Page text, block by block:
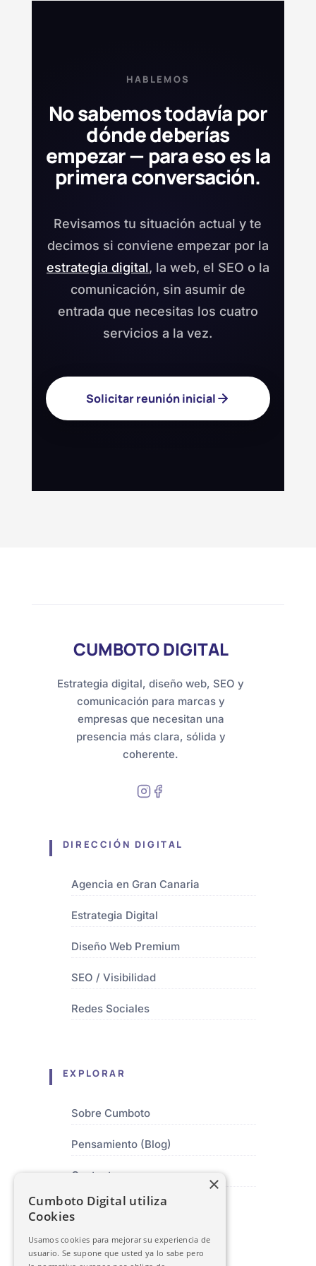
HABLEMOS
No sabemos todavía por
dónde deberías
empezar — para eso es la
primera conversación.
Revisamos tu situación actual y te
decimos si conviene empezar por la
estrategia digital, la web, el SEO o la
comunicación, sin asumir de
entrada que necesitas los cuatro
servicios a la vez.
Solicitar reunión inicial
CUMBOTO DIGITAL
Estrategia digital, diseño web, SEO y
comunicación para marcas y
empresas que necesitan una
presencia más clara, sólida y
coherente.
DIRECCIÓN DIGITAL
Agencia en Gran Canaria
Estrategia Digital
Diseño Web Premium
SEO / Visibilidad
Redes Sociales
EXPLORAR
Sobre Cumboto
Pensamiento (Blog)
Contacto
SEDE CENTRAL
Cumboto Digital utiliza
Cookies
Usamos cookies para mejorar su experiencia de
usuario. Se supone que usted ya lo sabe pero
×